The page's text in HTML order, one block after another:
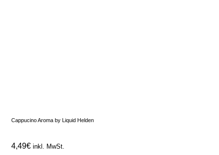
Cappucino Aroma by Liquid Helden
4,49€ inkl. MwSt.